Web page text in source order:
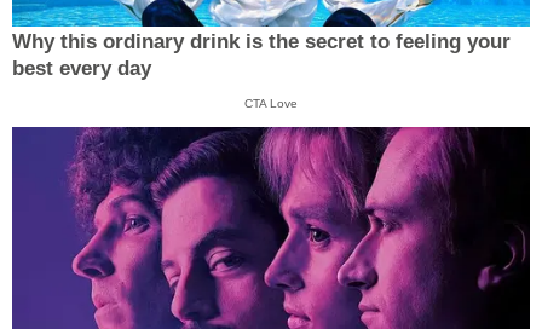
Why this ordinary drink is the secret to feeling your
best every day
CTA Love